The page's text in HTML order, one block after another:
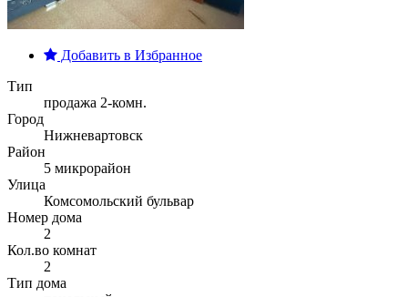
Добавить в Избранное
Тип
продажа 2-комн.
Город
Нижневартовск
Район
5 микрорайон
Улица
Комсомольский бульвар
Номер дома
2
Кол.во комнат
2
Тип дома